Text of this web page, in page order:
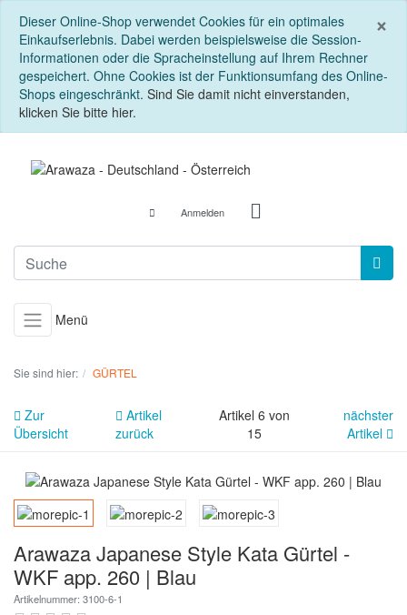
×
Dieser Online-Shop verwendet Cookies für ein optimales
Einkaufserlebnis. Dabei werden beispielsweise die Session-
Informationen oder die Spracheinstellung auf Ihrem Rechner
gespeichert. Ohne Cookies ist der Funktionsumfang des Online-
Shops eingeschränkt. Sind Sie damit nicht einverstanden,
klicken Sie bitte hier.
Anmelden
Menü
Sie sind hier: GÜRTEL
Zur
Übersicht
Artikel
zurück
Artikel 6 von
15
nächster
Artikel
Arawaza Japanese Style Kata Gürtel -
WKF app. 260 | Blau
Artikelnummer: 3100-6-1